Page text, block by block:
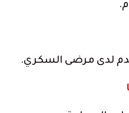
لدى مرضى السكري.